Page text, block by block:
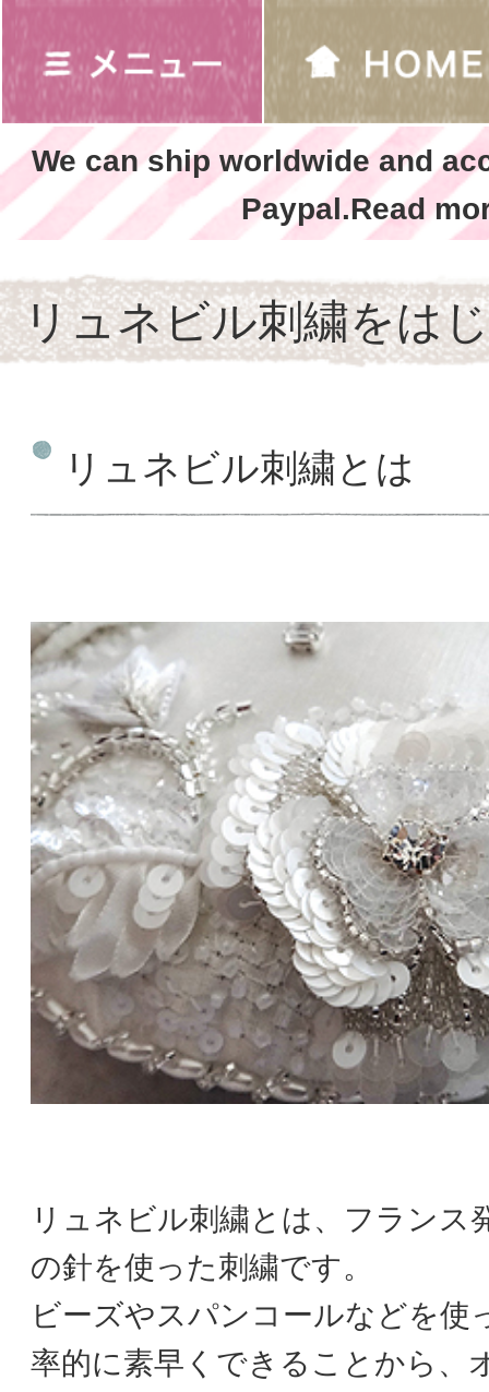
We can ship worldwide and
Paypal.Read
リュネビル刺繍をは
リュネビル刺繍とは
リュネビル刺繍とは、フランス
の針を使った刺繍です。
ビーズやスパンコールなどを使
率的に素早くできることから、